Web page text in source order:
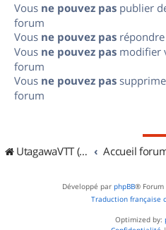
Vous ne pouvez pas publier
forum
Vous ne pouvez pas
Vous ne pouvez pas modifier
forum
Vous ne pouvez pas
forum
UtagawaVTT (Randos VTT et VTTAE avec traces GPS) Accueil
Développé par phpBB® Forum
Traduction française
Optimized by: